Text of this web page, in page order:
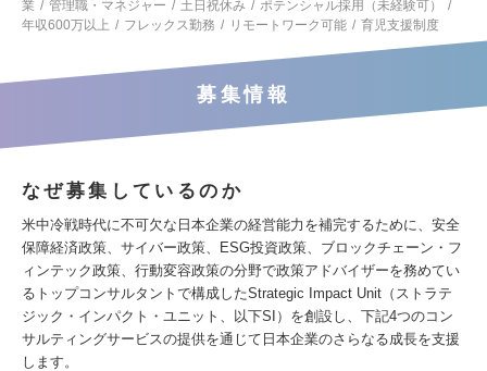
業
管理職・マネジャー 土日祝休み
ポテンシャル採用（未経験可）
年収600万以上
フレックス勤務 リモートワーク可能 育児支援制度
募集情報
なぜ募集しているのか
米中冷戦時代に不可欠な日本企業の経営能力を補完するために、安全
保障経済政策、サイバー政策、ESG投資政策、ブロックチェーン・フ
ィンテック政策、行動変容政策の分野で政策アドバイザーを務めてい
るトップコンサルタントで構成したStrategic Impact Unit（ストラテ
ジック・インパクト・ユニット、以下SI）を創設し、下記4つのコン
サルティングサービスの提供を通じて日本企業のさらなる成長を支援
します。